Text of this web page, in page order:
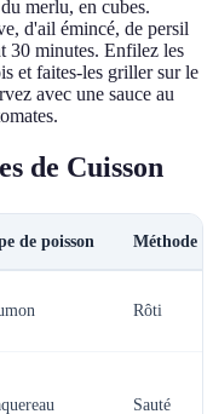
merlu, en cubes.
d'ail émincé, de persil
30 minutes. Enfilez les
et faites-les griller sur le
avec une sauce au
de Cuisson
de poisson Méthode
Rôti
Sauté